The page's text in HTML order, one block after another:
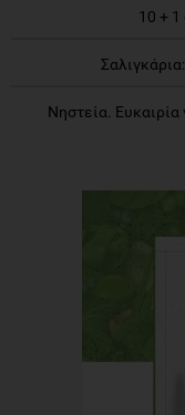
10 +
Νηστεία. Ευκαιρία